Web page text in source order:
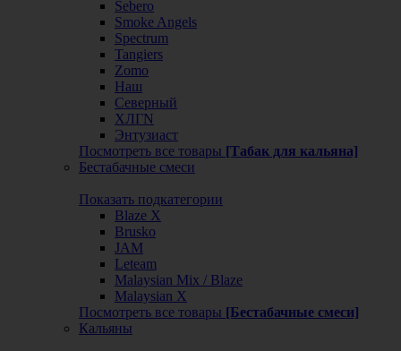
Sebero
Smoke Angels
Spectrum
Tangiers
Zomo
Наш
Северный
ХЛГN
Энтузиаст
Посмотреть все товары [Табак для кальяна]
Бестабачные смеси
Показать подкатегории
Blaze X
Brusko
JAM
Leteam
Malaysian Mix / Blaze
Malaysian X
Посмотреть все товары [Бестабачные смеси]
Кальяны